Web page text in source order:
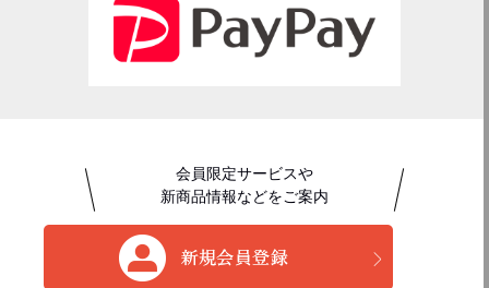
会員限定サービスや
新商品情報などをご案内